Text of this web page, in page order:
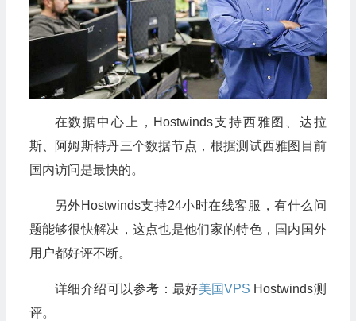
在数据中心上，Hostwinds支持西雅图、达拉
斯、阿姆斯特丹三个数据节点，根据测试西雅图目前
国内访问是最快的。
另外Hostwinds支持24小时在线客服，有什么问
题能够很快解决，这点也是他们家的特色，国内国外
用户都好评不断。
详细介绍可以参考：最好美国VPS Hostwinds测
评。